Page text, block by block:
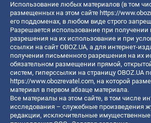
Использование любых материалов (в том
размещенных на этом сайте https://
его поддоменах, в любом виде строго
Разрешается использование при получении
разрешения на их использование и при
ссылки на сайт OBOZ.UA, а для интернет-
получении письменного разрешения на их
обязательном размещении прямой,
систем, гиперссылки на страницу OBOZ.UA
https://www.obozrevatel.com, на которой
материал в первом абзаце материала.
Все материалы на этом сайте, в том числе
исследования – служебные произведения
редакции, исключительные имущественные